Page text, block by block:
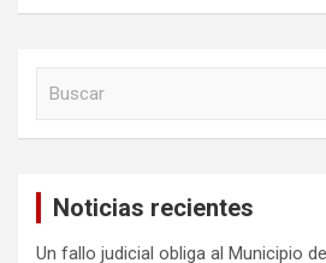
Noticias recientes
Un fallo judicial obliga al Municipio